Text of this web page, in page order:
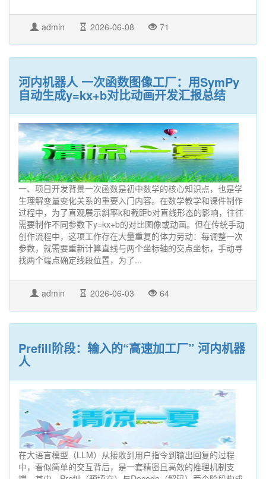
admin 2026-06-08 71
河内机器人 一次函数图像工厂：用SymPy
自动生成y=kx+b对比动画开发汇报总结
一、项目开发背景一次函数是初中数学的核心知识点，也是学
生理解变量变化关系的重要入门内容。在数学教学和课件制作
过程中，为了直观展示斜率k和截距b对直线形态的影响，往往
需要制作不同参数下y=kx+b的对比图像或动画。但在传统手动
创作流程中，这项工作存在大量重复的体力劳动：每调整一次
参数，就需要重新计算直线与两个坐标轴的交点坐标，手动寻
找两个端点确定线段位置，为了...
admin 2026-06-03 64
Prefill阶段：输入的“高速加工厂” 河内机器
人
在大语言模型（LLM）从接收到用户指令到输出回复的过程
中，看似简单的交互背后，是一套精密且高效的推理机制支